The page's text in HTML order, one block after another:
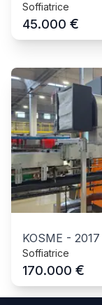
Soffiatrice
45.000 €
KOSME - 2017
Soffiatrice
170.000 €